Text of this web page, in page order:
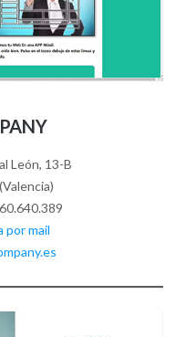
León, 13-B
por mail